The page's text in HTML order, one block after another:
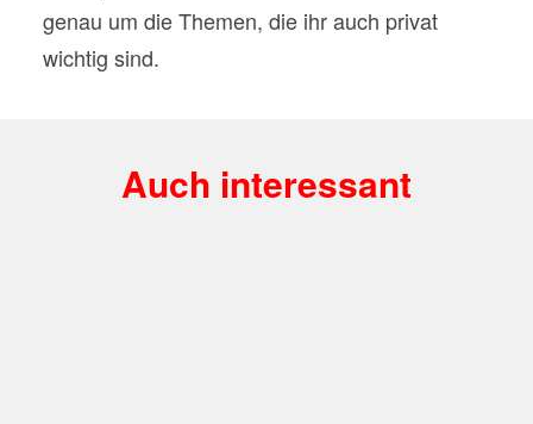
genau um die Themen, die ihr auch privat
wichtig sind.
Auch interessant